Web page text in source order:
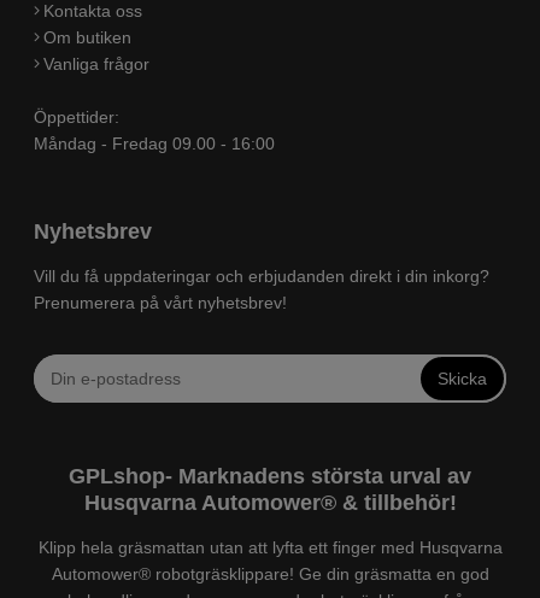
Kontakta oss
Om butiken
Vanliga frågor
Öppettider:
Måndag - Fredag 09.00 - 16:00
Nyhetsbrev
Vill du få uppdateringar och erbjudanden direkt i din inkorg?
Prenumerera på vårt nyhetsbrev!
Skicka
GPLshop- Marknadens största urval av
Husqvarna Automower® & tillbehör!
Klipp hela gräsmattan utan att lyfta ett finger med Husqvarna
Automower® robotgräsklippare! Ge din gräsmatta en god